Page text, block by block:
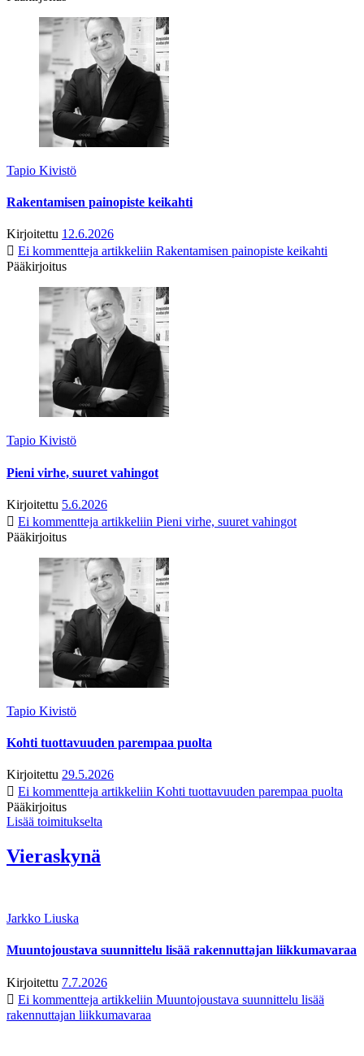
Tapio Kivistö
Rakentamisen painopiste keikahti
Kirjoitettu 12.6.2026
Ei kommentteja artikkeliin Rakentamisen painopiste keikahti
Pääkirjoitus
Tapio Kivistö
Pieni virhe, suuret vahingot
Kirjoitettu 5.6.2026
Ei kommentteja artikkeliin Pieni virhe, suuret vahingot
Pääkirjoitus
Tapio Kivistö
Kohti tuottavuuden parempaa puolta
Kirjoitettu 29.5.2026
Ei kommentteja artikkeliin Kohti tuottavuuden parempaa puolta
Pääkirjoitus
Lisää toimitukselta
Vieraskynä
Jarkko Liuska
Muuntojoustava suunnittelu lisää rakennuttajan liikkumavaraa
Kirjoitettu 7.7.2026
Ei kommentteja artikkeliin Muuntojoustava suunnittelu lisää
rakennuttajan liikkumavaraa